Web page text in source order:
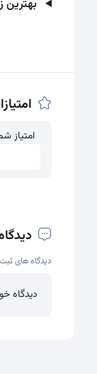
امتیاز
امتیاز
دیدگاه های
دیدگاه